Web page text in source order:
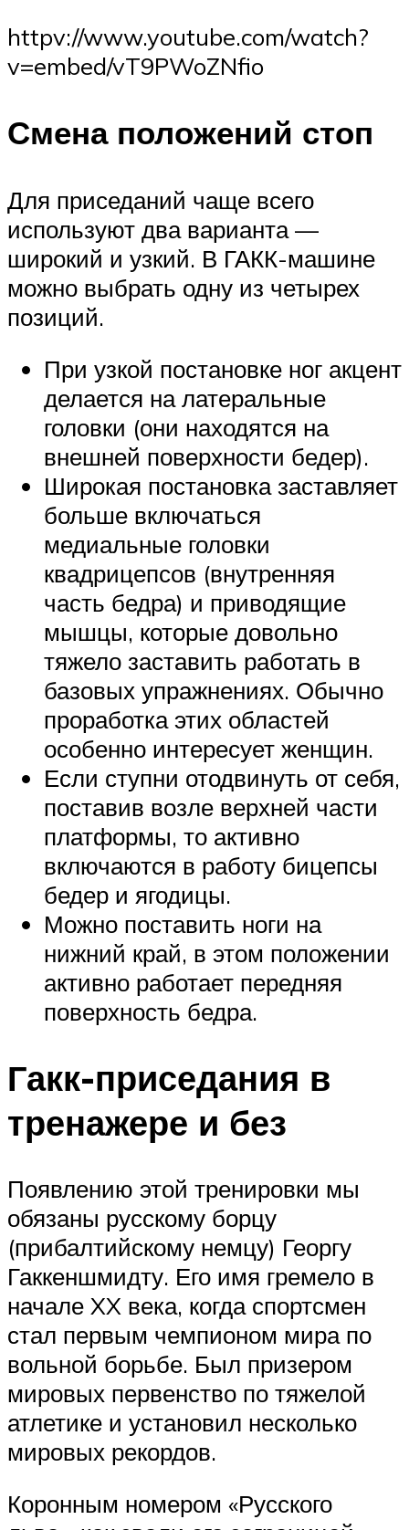
httpv://www.youtube.com/watch?
v=embed/vT9PWoZNfio
Смена положений стоп
Для приседаний чаще всего
используют два варианта —
широкий и узкий. В ГАКК-машине
можно выбрать одну из четырех
позиций.
При узкой постановке ног акцент
делается на латеральные
головки (они находятся на
внешней поверхности бедер).
Широкая постановка заставляет
больше включаться
медиальные головки
квадрицепсов (внутренняя
часть бедра) и приводящие
мышцы, которые довольно
тяжело заставить работать в
базовых упражнениях. Обычно
проработка этих областей
особенно интересует женщин.
Если ступни отодвинуть от себя,
поставив возле верхней части
платформы, то активно
включаются в работу бицепсы
бедер и ягодицы.
Можно поставить ноги на
нижний край, в этом положении
активно работает передняя
поверхность бедра.
Гакк-приседания в
тренажере и без
Появлению этой тренировки мы
обязаны русскому борцу
(прибалтийскому немцу) Георгу
Гаккеншмидту. Его имя гремело в
начале XX века, когда спортсмен
стал первым чемпионом мира по
вольной борьбе. Был призером
мировых первенство по тяжелой
атлетике и установил несколько
мировых рекордов.
Коронным номером «Русского